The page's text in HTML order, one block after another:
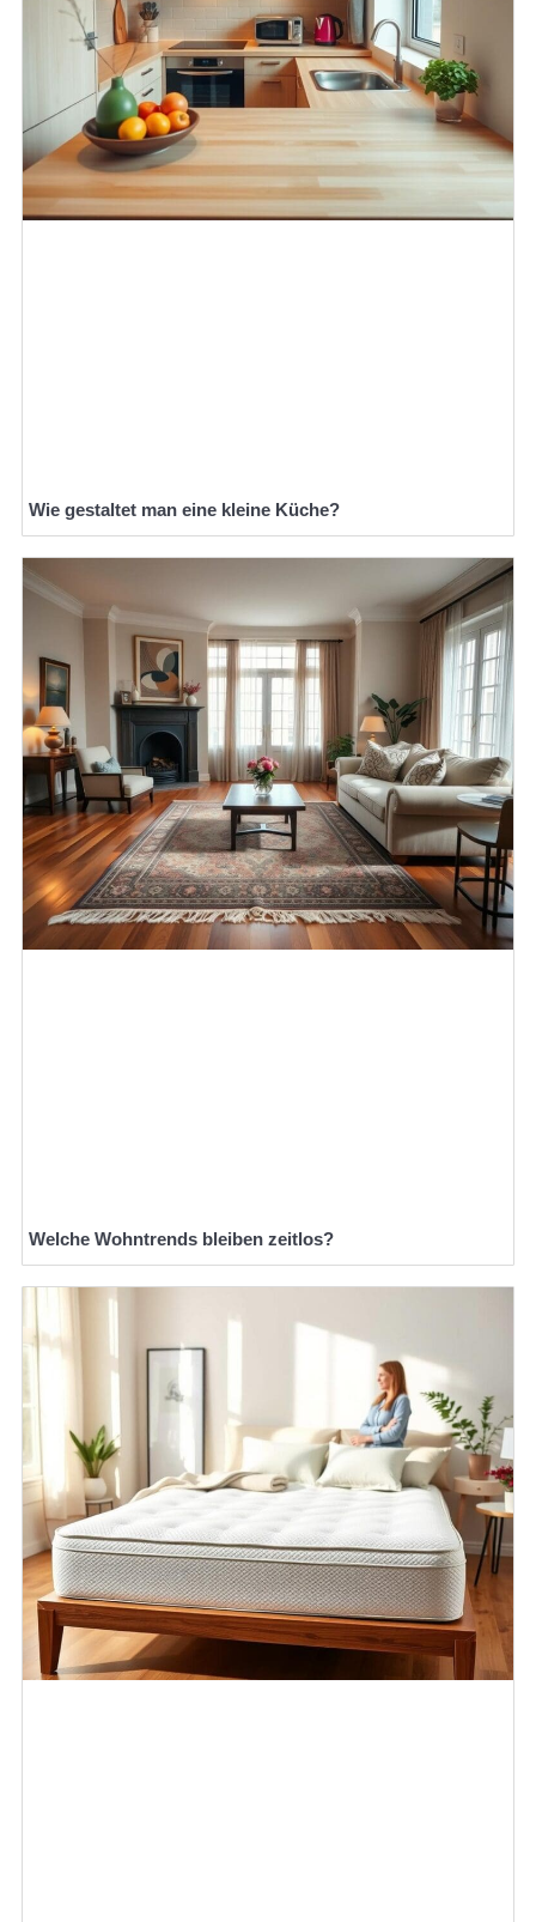
Wie gestaltet man eine kleine Küche?
Welche Wohntrends bleiben zeitlos?